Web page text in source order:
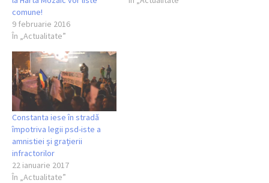
comune!
9 februarie 2016
În „Actualitate”
Constanta iese în stradă
împotriva legii psd-iste a
amnistiei și grațierii
infractorilor
22 ianuarie 2017
În „Actualitate”